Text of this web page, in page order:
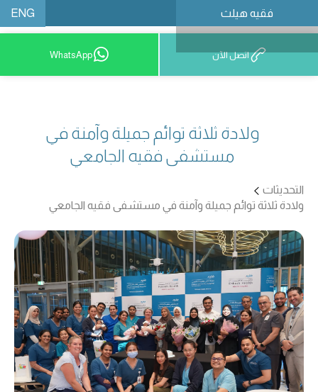
فقيه هيلث ENG
احجز موعدًا اتصل الآن WhatsApp
ولادة ثلاثة توائم جميلة وآمنة في
مستشفى فقيه الجامعي
التحديثات
ولادة ثلاثة توائم جميلة وآمنة في مستشفى فقيه الجامعي